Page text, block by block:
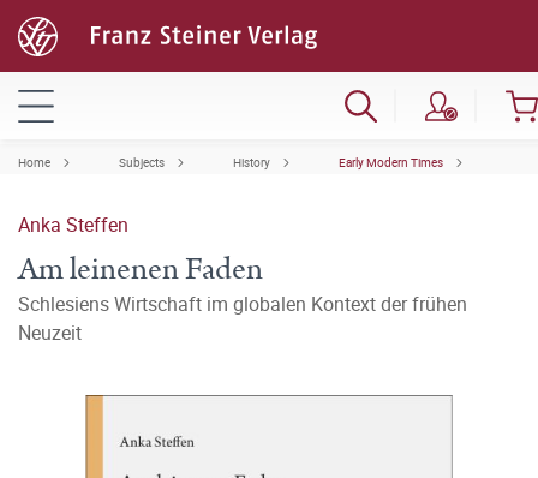
Home Subjects History Early Modern Times
Anka Steffen
Am leinenen Faden
Schlesiens Wirtschaft im globalen Kontext der frühen
Neuzeit